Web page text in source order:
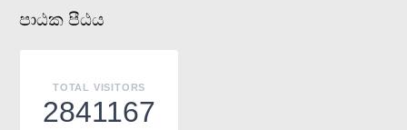
r
c
පාඨක පීඨය
TOTAL VISITORS
2841167